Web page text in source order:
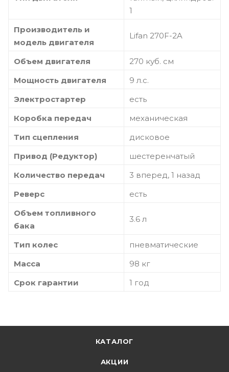
1
Производитель и
модель двигателя
Lifan 270F-2A
Объем двигателя
270 куб. см
Мощность двигателя
9 л.с.
Электростартер
есть
Коробка передач
механическая
Тип сцепления
дисковое
Привод (Редуктор)
шестеренчатый
Количество передач
3 вперед, 1 назад
Реверс
есть
Объем топливного
бака
3.6 л
Тип колес
пневматические
Масса
98 кг
Срок гарантии
1 год
КАТАЛОГ
АКЦИИ